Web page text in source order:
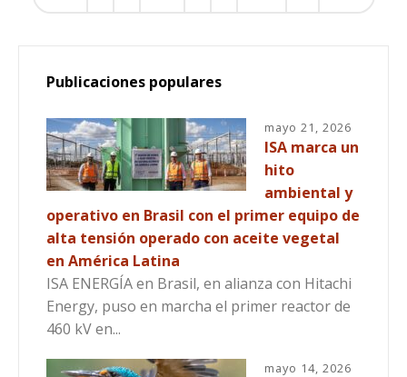
Publicaciones populares
mayo 21, 2026
ISA marca un
hito
ambiental y
operativo en Brasil con el primer equipo de
alta tensión operado con aceite vegetal
en América Latina
ISA ENERGÍA en Brasil, en alianza con Hitachi
Energy, puso en marcha el primer reactor de
460 kV en...
mayo 14, 2026